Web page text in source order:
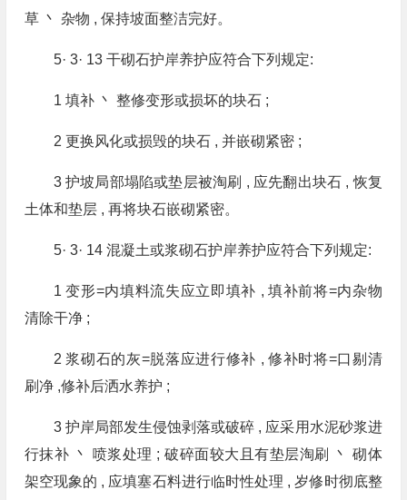
草 丶 杂物 , 保持坡面整洁完好。
5· 3· 13 干砌石护岸养护应符合下列规定:
1 填补 丶 整修变形或损坏的块石 ;
2 更换风化或损毁的块石 , 并嵌砌紧密 ;
3 护坡局部塌陷或垫层被淘刷 , 应先翻出块石 , 恢复
土体和垫层 , 再将块石嵌砌紧密。
5· 3· 14 混凝土或浆砌石护岸养护应符合下列规定:
1 变形=内填料流失应立即填补 , 填补前将=内杂物
清除干净 ;
2 浆砌石的灰=脱落应进行修补 , 修补时将=口剔清
刷净 ,修补后洒水养护 ;
3 护岸局部发生侵蚀剥落或破碎 , 应采用水泥砂浆进
行抹补 丶 喷浆处理 ; 破碎面较大且有垫层淘刷 丶 砌体
架空现象的 , 应填塞石料进行临时性处理 , 岁修时彻底整